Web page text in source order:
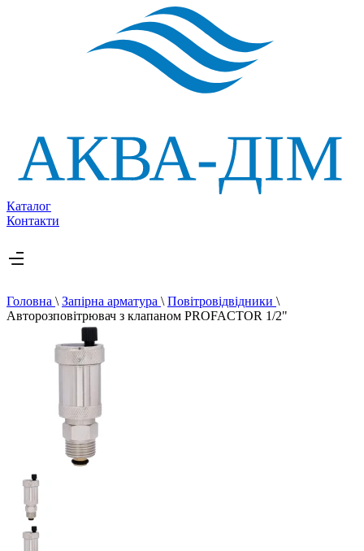
Каталог
Контакти
Головна \ Запірна арматура \ Повітровідвідники \
Авторозповітрювач з клапаном PROFACTOR 1/2"